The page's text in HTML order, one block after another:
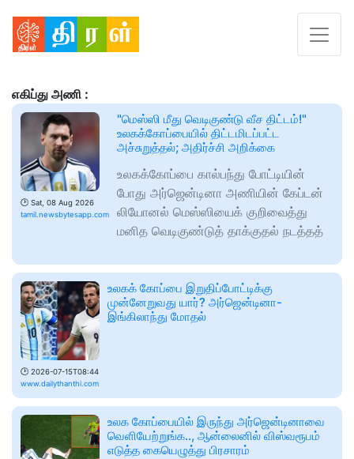
எகிப்து அணி :
🕑 Sat, 08 Aug 2026
tamil.newsbytesapp.com
"மெஸ்ஸி மீது வெடிகுண்டு வீச திட்டம்!"
உலகக்கோப்பையில் திட்டமிடப்பட்ட
அச்சுறுத்தல்; அதிர்ச்சி அறிக்கை
உலகக்கோப்பை கால்பந்து போட்டியின்
போது அர்ஜென்டினா அணியின் கேப்டன்
லியோனல் மெஸ்ஸியைக் குறிவைத்து
மனித வெடிகுண்டுத் தாக்குதல் நடத்தத்
🕑 2026-07-15T08:44
www.dailythanthi.com
உலகக் கோப்பை இறுதிப்போட்டிக்கு
முன்னேறுவது யார்? அர்ஜென்டினா-
இங்கிலாந்து மோதல்
உலக கோப்பையில் இருந்து அர்ஜென்டினாவை
வெளியேற்றுங்க.., ஆன்லைனில் விஸ்வரூபம்
எடுத்த கையெழுத்து பிரசாரம்